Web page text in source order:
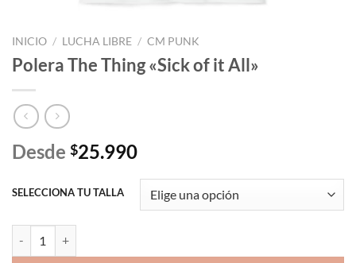
INICIO / LUCHA LIBRE / CM PUNK
Polera The Thing «Sick of it All»
Desde $25.990
SELECCIONA TU TALLA